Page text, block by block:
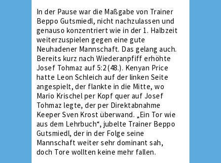
In der Pause war die Maßgabe von Trainer
Beppo Gutsmiedl, nicht nachzulassen und
genauso konzentriert wie in der 1. Halbzeit
weiterzuspielen gegen eine gute
Neuhadener Mannschaft. Das gelang auch.
Bereits kurz nach Wiederanpfiff erhöhte
Josef Tohmaz auf 5:2 (48.). Kenyan Price
hatte Leon Schleich auf der linken Seite
angespielt, der flankte in die Mitte, wo
Mario Krischel per Kopf quer auf Josef
Tohmaz legte, der per Direktabnahme
Keeper Sven Krost überwand. „Ein Tor wie
aus dem Lehrbuch“, jubelte Trainer Beppo
Gutsmiedl, der in der Folge seine
Mannschaft weiter sehr dominant sah,
doch Tore wollten keine mehr fallen.